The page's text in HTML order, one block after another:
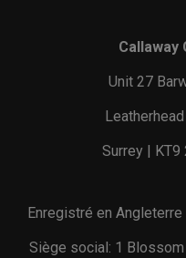
Callaway
Unit 27
Surrey | KT9
Enregistré en
Siège social: 1 Blossom